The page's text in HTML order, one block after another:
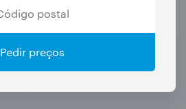
Pedir preços